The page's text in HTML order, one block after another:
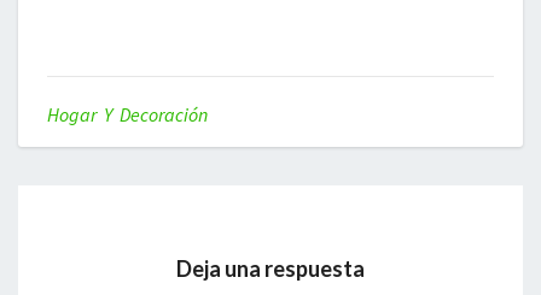
Hogar Y Decoración
Deja una respuesta